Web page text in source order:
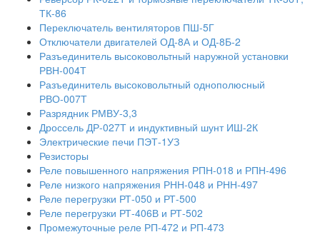
ТК-86
Переключатель вентиляторов ПШ-5Г
Отключатели двигателей ОД-8А и ОД-8Б-2
Разъединитель высоковольтный наружной установки
РВН-004Т
Разъединитель высоковольтный однополюсный
РВО-007Т
Разрядник РМВУ-3,3
Дроссель ДР-027Т и индуктивный шунт ИШ-2К
Электрические печи ПЭТ-1УЗ
Резисторы
Реле повышенного напряжения РПН-018 и РПН-496
Реле низкого напряжения РНН-048 и РНН-497
Реле перегрузки РТ-050 и РТ-500
Реле перегрузки РТ-406В и РТ-502
Промежуточные реле РП-472 и РП-473